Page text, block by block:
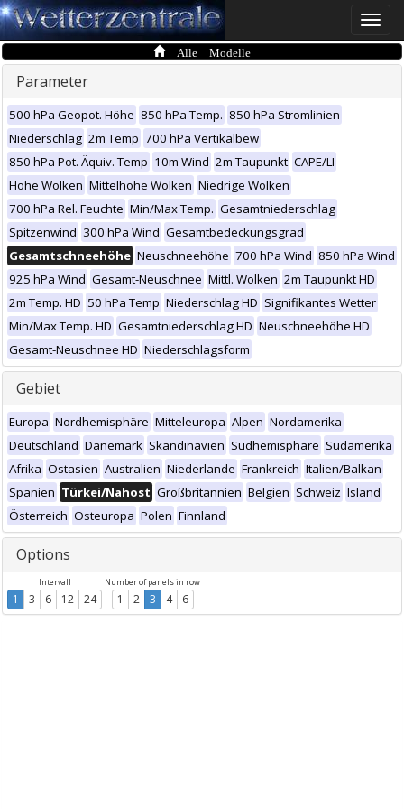
Toggle
Alle Modelle
Parameter
500 hPa Geopot. Höhe 850 hPa Temp. 850 hPa Stromlinien
Niederschlag 2m Temp 700 hPa Vertikalbew
850 hPa Pot. Äquiv. Temp 10m Wind 2m Taupunkt CAPE/LI
Hohe Wolken Mittelhohe Wolken Niedrige Wolken
700 hPa Rel. Feuchte Min/Max Temp. Gesamtniederschlag
Spitzenwind 300 hPa Wind Gesamtbedeckungsgrad
Gesamtschneehöhe Neuschneehöhe 700 hPa Wind 850 hPa Wind
925 hPa Wind Gesamt-Neuschnee Mittl. Wolken 2m Taupunkt HD
2m Temp. HD 50 hPa Temp Niederschlag HD Signifikantes Wetter
Min/Max Temp. HD Gesamtniederschlag HD Neuschneehöhe HD
Gesamt-Neuschnee HD Niederschlagsform
Gebiet
Europa Nordhemisphäre Mitteleuropa Alpen Nordamerika
Deutschland Dänemark Skandinavien Südhemisphäre Südamerika
Afrika Ostasien Australien Niederlande Frankreich Italien/Balkan
Spanien Türkei/Nahost Großbritannien Belgien Schweiz Island
Österreich Osteuropa Polen Finnland
Options
Intervall
1 3 6 12 24
Number of panels in row
1 2 3 4 6